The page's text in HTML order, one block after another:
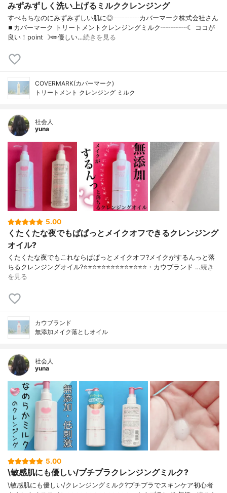
みずみずしく洗い上げるミルククレンジング
すべもちなのにみずみずしい肌に◎┈┈┈┈カバーマーク株式会社さん
⏹カバーマーク トリートメントクレンジングミルク┈┈┈┈☾ ココが
良い！point ☽✏️優しい…続きを見る
COVERMARK(カバーマーク)
トリートメント クレンジング ミルク
社会人
yuna
5.00
くたくたな夜でもぱぱっとメイクオフできるクレンジング
オイル?
くたくたな夜でもこれならぱぱっとメイクオフ?メイクがするんっと落
ちるクレンジングオイル?⭐️⭐️⭐️⭐️⭐️⭐️⭐️⭐️⭐️⭐️⭐️⭐️⭐️⭐️・カウブランド …続き
を見る
カウブランド
無添加メイク落としオイル
社会人
yuna
5.00
\敏感肌にも優しい/プチプラクレンジングミルク?
\敏感肌にも優しい/クレンジングミルク?プチプラでスキンケア初心者